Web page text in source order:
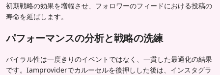
初期戦略の効果を増幅させ、フォロワーのフィードにおける投稿の
寿命を延ばします。
パフォーマンスの分析と戦略の洗練
バイラル性は一度きりのイベントではなく、一貫した最適化の結果
です。Iamproviderでカルーセルを後押しした後は、インスタグラ